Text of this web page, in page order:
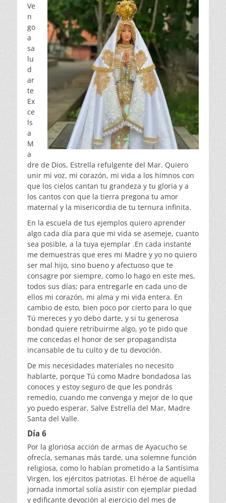
Ve
n
go
a
sa
lu
d
ar
te
Ex
ce
ls
a
M
a
dre de Dios, Estrella refulgente del Mar. Quiero
unir mi voz, mi corazón, mi vida a los himnos con
que los cielos cantan tu grandeza y tu gloria y a
los cantos con que la tierra pregona tu amor
maternal y la misericordia de tu ternura infinita.
En la escuela de tus ejemplos quiero aprender
algo cada día para que mi vida se asemeje, cuanto
sea posible, a la tuya ejemplar .En cada instante
me demuestras que eres mi Madre y yo no quiero
ser mal hijo, sino bueno y afectuoso que te
consagre por siempre, como lo hago en este mes,
todos sus días; para entregarle en cada uno de
ellos mi corazón, mi alma y mi vida entera. En
cambio de esto, bien poco por cierto para lo que
Tú mereces y yo debo darte, y si tu generosa
bondad quiere retribuirme algo, yo te pido que
me concedas el honor de ser propagandista
incansable de tu culto y de tu devoción.
De mis necesidades materiales no necesito
hablarte, porque Tú como Madre bondadosa las
conoces y estoy seguro de que les pondrás
remedio, cuando me convenga y mejor de lo que
yo puedo esperar, Salve Estrella del Mar, Madre
Santa del Valle.
Día 6
Por la gloriosa acción de armas de Ayacucho se
ofrecía, semanas más tarde, una solemne función
religiosa, como lo habían prometido a la Santísima
Virgen, los ejércitos patriotas. El héroe de aquella
jornada inmortal solía asistir con ejemplar piedad
y edificante devoción al ejercicio del mes de